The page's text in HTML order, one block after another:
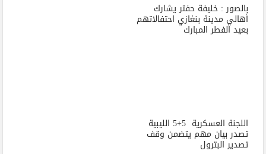
بالصور : خليفة حفتر يشارك
أهالي مدينة بنغازي احتفالاتهم
بعيد الفطر المبارك
اللجنة العسكرية 5+5 الليبية
تصدر بيان مهم يتضمن وقف
تصدير البترول